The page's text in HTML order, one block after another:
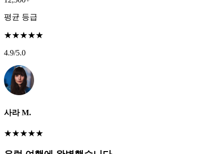
평균 등급
★★★★★
4.9/5.0
사라 M.
★★★★★